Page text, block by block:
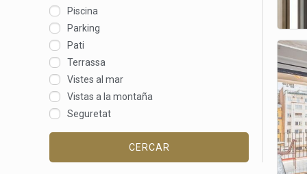
Piscina
Parking
Pati
Terrassa
Vistes al mar
Vistas a la montaña
Seguretat
CERCAR